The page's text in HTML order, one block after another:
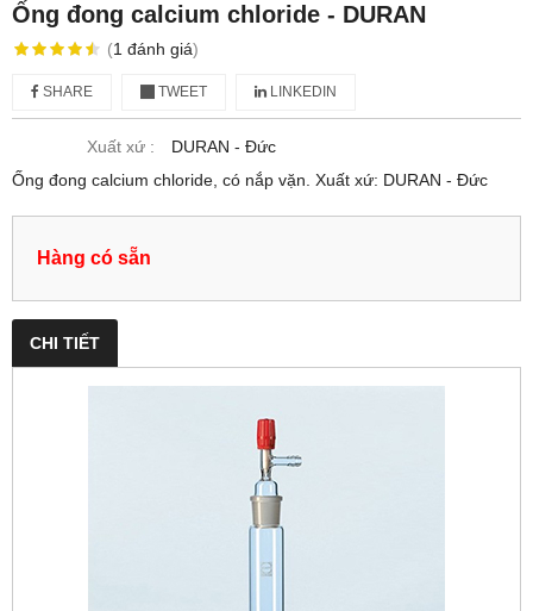
Ống đong calcium chloride - DURAN
(1 đánh giá)
SHARE TWEET LINKEDIN
Xuất xứ :
DURAN - Đức
Ống đong calcium chloride, có nắp vặn. Xuất xứ: DURAN - Đức
Hàng có sẵn
CHI TIẾT